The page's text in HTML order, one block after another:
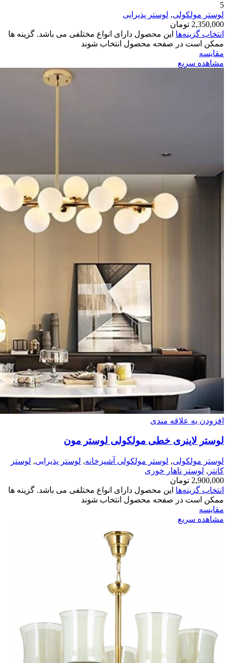
5
لوستر مولکولی, لوستر پذیرایی
2,350,000 تومان
انتخاب گزینه‌ها این محصول دارای انواع مختلفی می باشد. گزینه ها
ممکن است در صفحه محصول انتخاب شوند
مقایسه
مشاهده سریع
افزودن به علاقه مندی
لوستر لاینری خطی مولکولی لوستر مون
لوستر مولکولی, لوستر مولکولی آشپزخانه, لوستر پذیرایی, لوستر
کانتر , لوستر ناهار خوری
2,900,000 تومان
انتخاب گزینه‌ها این محصول دارای انواع مختلفی می باشد. گزینه ها
ممکن است در صفحه محصول انتخاب شوند
مقایسه
مشاهده سریع